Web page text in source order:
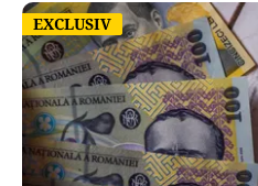
EXCLUSIV
EXCLUSIV